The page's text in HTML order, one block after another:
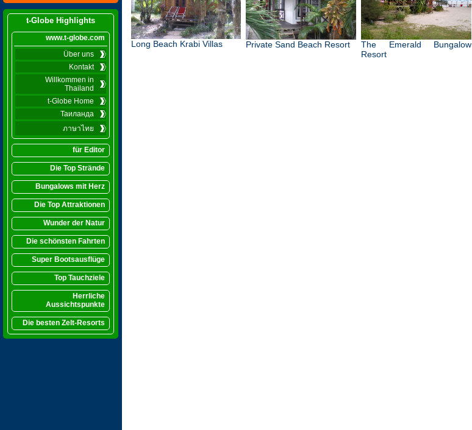
t-Globe Highlights
www.t-globe.com
Über uns
Kontakt
Willkommen in
Thailand
t-Globe Home
Таиланда
ภาษาไทย
für Editor
Die Top Strände
Bungalows mit Herz
Die Top Attraktionen
Wunder der Natur
Die schönsten Fahrten
Super Bootsausflüge
Top Tauchziele
Herrliche
Aussichtspunkte
Die besten Zelt-Resorts
Long Beach Krabi Villas Private Sand Beach Resort
The Emerald Bungalow
Resort